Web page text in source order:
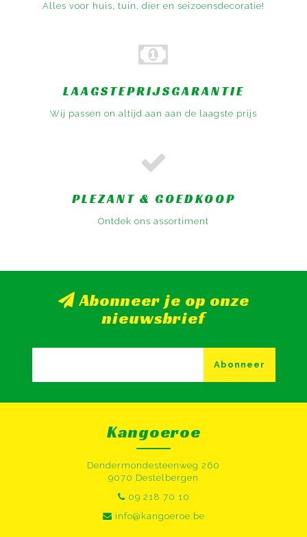
Alles voor huis, tuin, dier en seizoensdecoratie!
LAAGSTEPRIJSGARANTIE
Wij passen on altijd aan aan de laagste prijs
PLEZANT & GOEDKOOP
Ontdek ons assortiment
Abonneer je op onze
nieuwsbrief
Abonneer
Kangoeroe
Dendermondesteenweg 260
9070 Destelbergen
09 218 70 10
info@kangoeroe.be